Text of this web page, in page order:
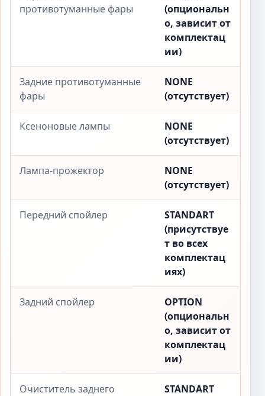
противотуманные фары
(опциональн
о, зависит от
комплектац
ии)
Задние противотуманные
фары
NONE
(отсутствует)
Ксеноновые лампы
NONE
(отсутствует)
Лампа-прожектор
NONE
(отсутствует)
Передний спойлер
STANDART
(присутствуе
т во всех
комплектац
иях)
Задний спойлер
OPTION
(опциональн
о, зависит от
комплектац
ии)
Очиститель заднего
STANDART